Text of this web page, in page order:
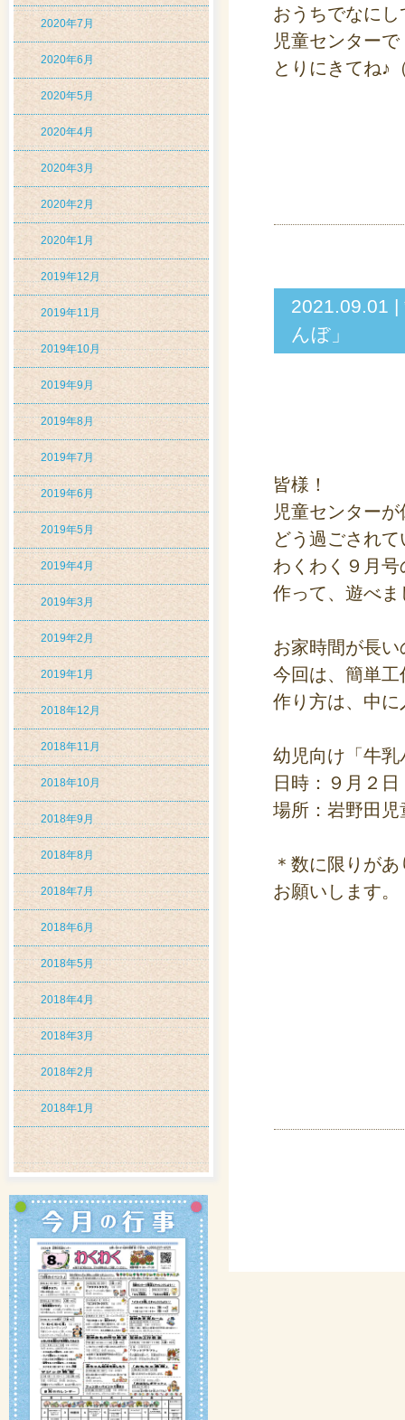
2020年7月
2020年6月
2020年5月
2020年4月
2020年3月
2020年2月
2020年1月
2019年12月
2019年11月
2019年10月
2019年9月
2019年8月
2019年7月
2019年6月
2019年5月
2019年4月
2019年3月
2019年2月
2019年1月
2018年12月
2018年11月
2018年10月
2018年9月
2018年8月
2018年7月
2018年6月
2018年5月
2018年4月
2018年3月
2018年2月
2018年1月
おうちでなに
児童センター
とりにきてね♪
2021.09.01
んぼ」
皆様！
児童センター
どう過ごされ
わくわく９月
作って、遊べま
お家時間が長
今回は、簡単
作り方は、中
幼児向け「牛
日時：９月２
場所：岩野田
＊数に限りが
お願いします。